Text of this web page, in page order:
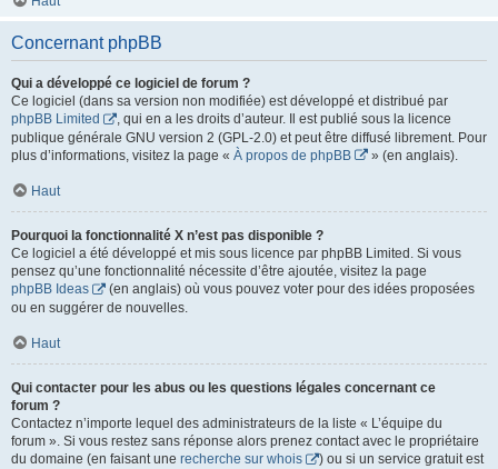
Concernant phpBB
Qui a développé ce logiciel de forum ?
Ce logiciel (dans sa version non modifiée) est développé et distribué par
phpBB Limited
, qui en a les droits d’auteur. Il est publié sous la licence
publique générale GNU version 2 (GPL-2.0) et peut être diffusé librement. Pour
plus d’informations, visitez la page « À propos de phpBB » (en anglais).
Haut
Pourquoi la fonctionnalité X n’est pas disponible ?
Ce logiciel a été développé et mis sous licence par phpBB Limited. Si vous
pensez qu’une fonctionnalité nécessite d’être ajoutée, visitez la page
phpBB Ideas
(en anglais) où vous pouvez voter pour des idées proposées
ou en suggérer de nouvelles.
Haut
Qui contacter pour les abus ou les questions légales concernant ce
forum ?
Contactez n’importe lequel des administrateurs de la liste « L’équipe du
forum ». Si vous restez sans réponse alors prenez contact avec le propriétaire
du domaine (en faisant une recherche sur whois
) ou si un service gratuit est